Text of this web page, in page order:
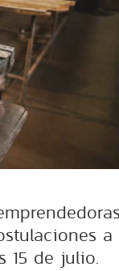
a
15 de julio.